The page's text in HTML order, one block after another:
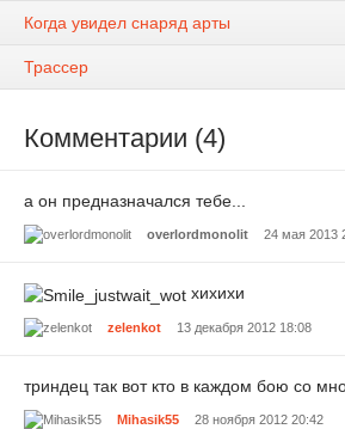
Когда увидел снаряд арты
Трассер
Комментарии (4)
а он предназначался тебе...
overlordmonolit 24 мая 2013
хихихи
zelenkot 13 декабря 2012 18:08
триндец так вот кто в каждом бою со
Mihasik55 28 ноября 2012 20:42